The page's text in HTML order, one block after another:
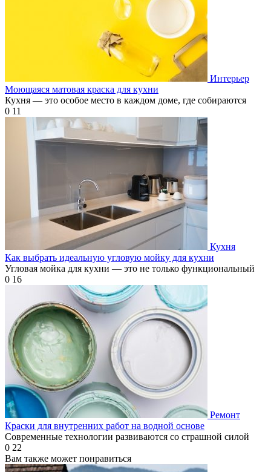
Интерьер
Моющаяся матовая краска для кухни
Кухня — это особое место в каждом доме, где собираются
0 11
Кухня
Как выбрать идеальную угловую мойку для кухни
Угловая мойка для кухни — это не только функциональный
0 16
Ремонт
Краски для внутренних работ на водной основе
Современные технологии развиваются со страшной силой
0 22
Вам также может понравиться